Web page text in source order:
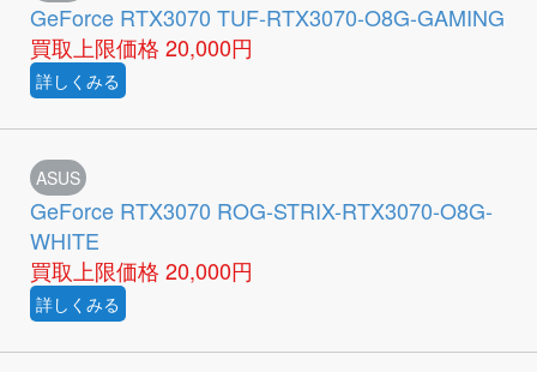
GeForce RTX3070 TUF-RTX3070-O8G-GAMING
買取上限価格 20,000円
詳しくみる
ASUS
GeForce RTX3070 ROG-STRIX-RTX3070-O8G-
WHITE
買取上限価格 20,000円
詳しくみる